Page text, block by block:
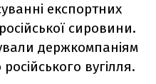
експортних
сировини.
держкомпаніям
вугілля.